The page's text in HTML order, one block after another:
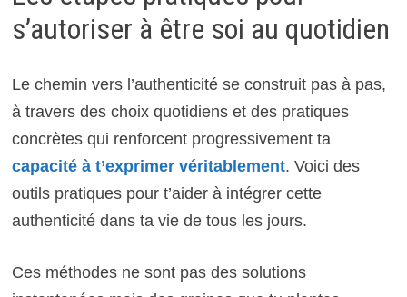
s’autoriser à être soi au quotidien
Le chemin vers l’authenticité se construit pas à pas,
à travers des choix quotidiens et des pratiques
concrètes qui renforcent progressivement ta
capacité à t’exprimer véritablement. Voici des
outils pratiques pour t’aider à intégrer cette
authenticité dans ta vie de tous les jours.
Ces méthodes ne sont pas des solutions